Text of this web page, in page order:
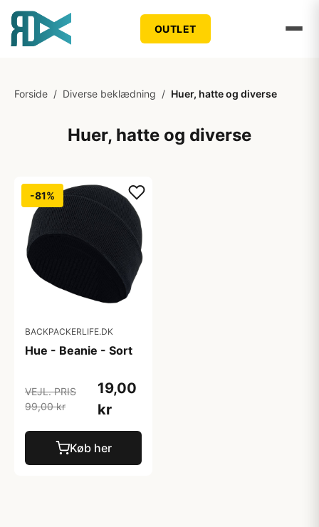
OUTLET
Forside / Diverse beklædning / Huer, hatte og diverse
Huer, hatte og diverse
-81%
BACKPACKERLIFE.DK
Hue - Beanie - Sort
VEJL. PRIS
99,00 kr
19,00
kr
Køb her